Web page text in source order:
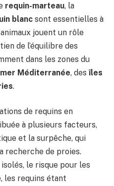
requin-marteau, la
blanc sont essentielles à
jouent un rôle
de l’équilibre des
dans les zones du
mer Méditerranée, desîles
.
de requins en
à plusieurs facteurs,
et la surpêche, qui
recherche de proies.
le risque pour les
les requins étant